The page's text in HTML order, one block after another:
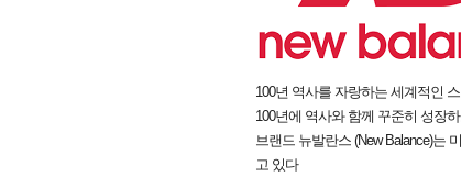
100년 역사를 자랑하는 세계적인
100년에 역사와 함께 꾸준히 성장
브랜드 뉴발란스 (New Balance)는
고 있다